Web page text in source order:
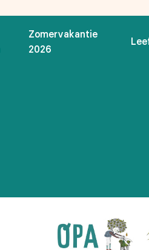
Zomervakantie
2026